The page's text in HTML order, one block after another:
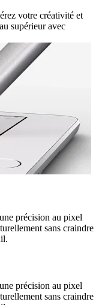
votre créativité et
supérieur avec
précision au pixel
sans craindre
précision au pixel
sans craindre